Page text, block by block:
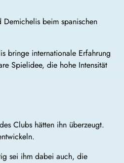
beim spanischen
bringe internationale Erfahrung
Spielidee, die hohe Intensität
Clubs hätten ihn überzeugt.
sei ihm dabei auch, die